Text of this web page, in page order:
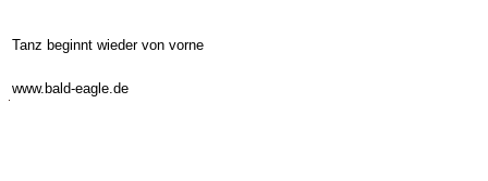
Tanz beginnt wieder von vorne
www.bald-eagle.de